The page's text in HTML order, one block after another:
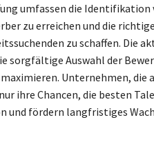
umfassen die
zu erreichen und die
zu schaffen. Die
sorgfältige Auswahl der
Unternehmen,
ihre Chancen, die besten
und fördern langfristiges